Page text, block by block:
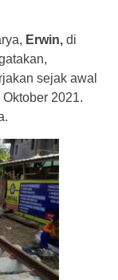
Erwin, di
sejak awal
2021.